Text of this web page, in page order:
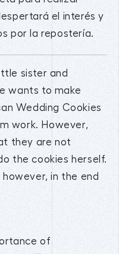
el interés y
por la repostería.
sister and
wants to make
Wedding Cookies
work. However,
they are not
the cookies herself.
in the end
of